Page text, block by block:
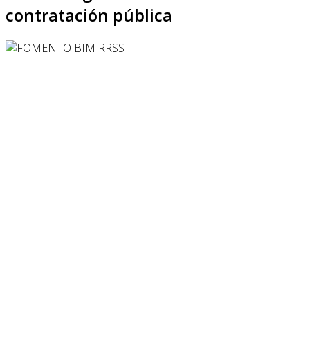
contratación pública